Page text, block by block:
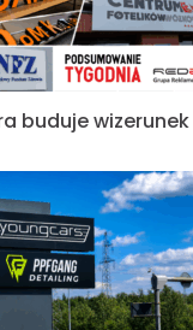
buduje wizerunek